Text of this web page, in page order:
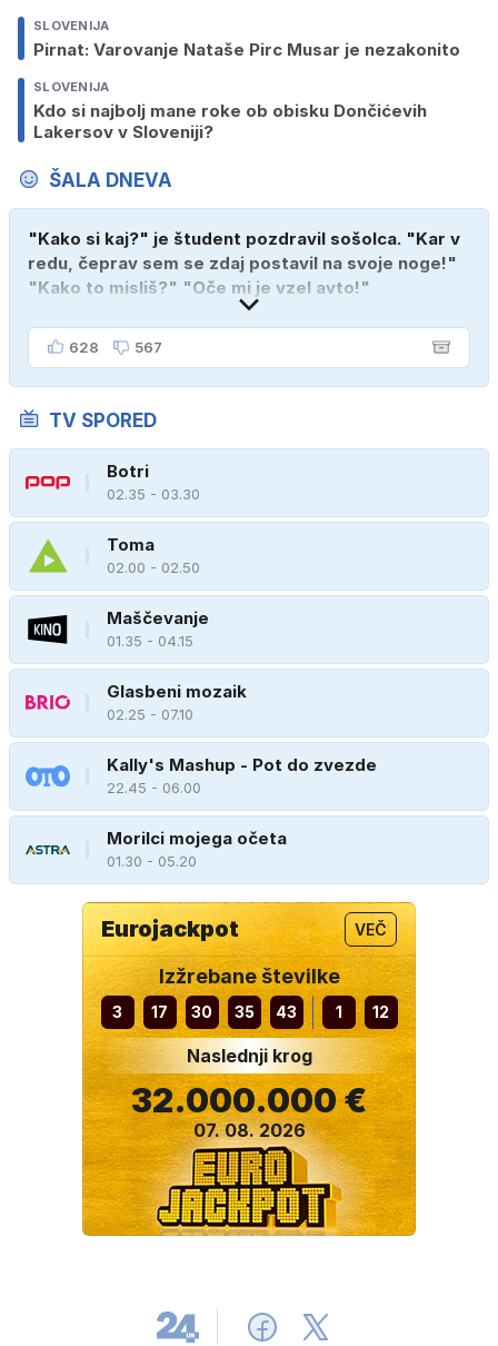
SLOVENIJA
Pirnat: Varovanje Nataše Pirc Musar je nezakonito
SLOVENIJA
Kdo si najbolj mane roke ob obisku Dončićevih
Lakersov v Sloveniji?
ŠALA DNEVA
"Kako si kaj?" je študent pozdravil sošolca. "Kar v
redu, čeprav sem se zdaj postavil na svoje noge!"
"Kako to misliš?" "Oče mi je vzel avto!"
628 567
TV SPORED
Botri
02.35 - 03.30
Toma
02.00 - 02.50
Maščevanje
01.35 - 04.15
Glasbeni mozaik
02.25 - 07.10
Kally's Mashup - Pot do zvezde
22.45 - 06.00
Morilci mojega očeta
01.30 - 05.20
Eurojackpot VEČ
Izžrebane številke
3 17 30 35 43 1 12
Naslednji krog
32.000.000 €
07. 08. 2026